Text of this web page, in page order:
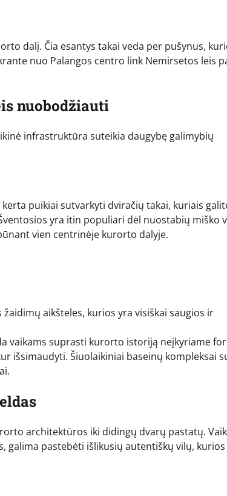
dalį. Čia esantys takai veda per pušynus,
nuo Palangos centro link Nemirsetos leis
nuobodžiauti
infrastruktūra suteikia daugybę galimybių
puikiai sutvarkyti dviračių takai, kuriais
yra itin populiari dėl nuostabių miško
vien centrinėje kurorto dalyje.
aikšteles, kurios yra visiškai saugios ir
vaikams suprasti kurorto istoriją neįkyriame
išsimaudyti. Šiuolaikiniai baseinų kompleksai
architektūros iki didingų dvarų pastatų.
galima pastebėti išlikusių autentiškų vilų, kurios